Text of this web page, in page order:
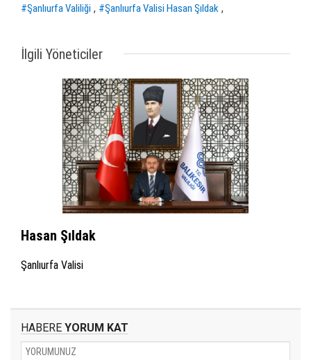
#Şanlıurfa Valiliği , #Şanlıurfa Valisi Hasan Şıldak ,
İlgili Yöneticiler
Hasan Şıldak
Şanlıurfa Valisi
HABERE YORUM KAT